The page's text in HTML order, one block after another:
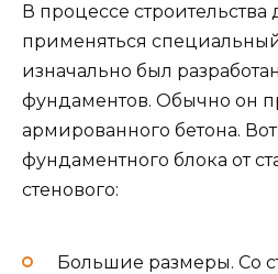
В процессе строительства
применяться
изначально был
фундаментов. Обычно он
армированного бетона.
фундаментного блока от
стенового:
Большие размеры. Со